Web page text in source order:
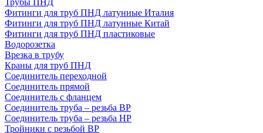
Фитинги для труб ПНД латунные Италия
Фитинги для труб ПНД латунные Китай
Фитинги для труб ПНД пластиковые
Водорозетка
Врезка в трубу
Краны для труб ПНД
Соединитель переходной
Соединитель прямой
Соединитель с фланцем
Соединитель труба – резьба ВР
Соединитель труба – резьба НР
Тройники с резьбой ВР